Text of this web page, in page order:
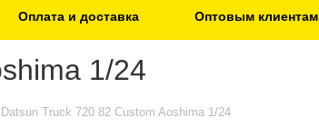
Оплата и доставка Оптовым клиентам
1/24
Truck 720 82 Custom Aoshima 1/24